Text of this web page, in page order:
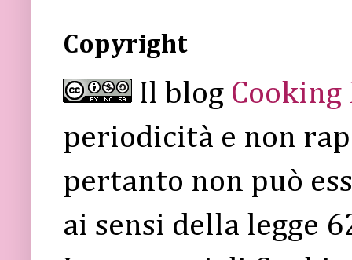
Copyright
Il blog Cooking
periodicità e non
pertanto non può
ai sensi della legge